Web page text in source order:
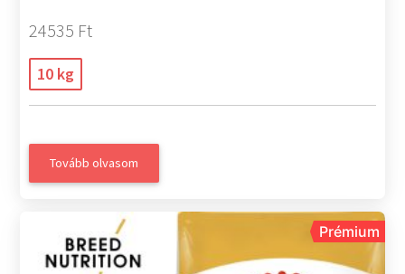
24535 Ft
10 kg
Tovább olvasom
Prémium